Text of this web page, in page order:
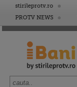
stirileprotv.ro
PROTV NEWS